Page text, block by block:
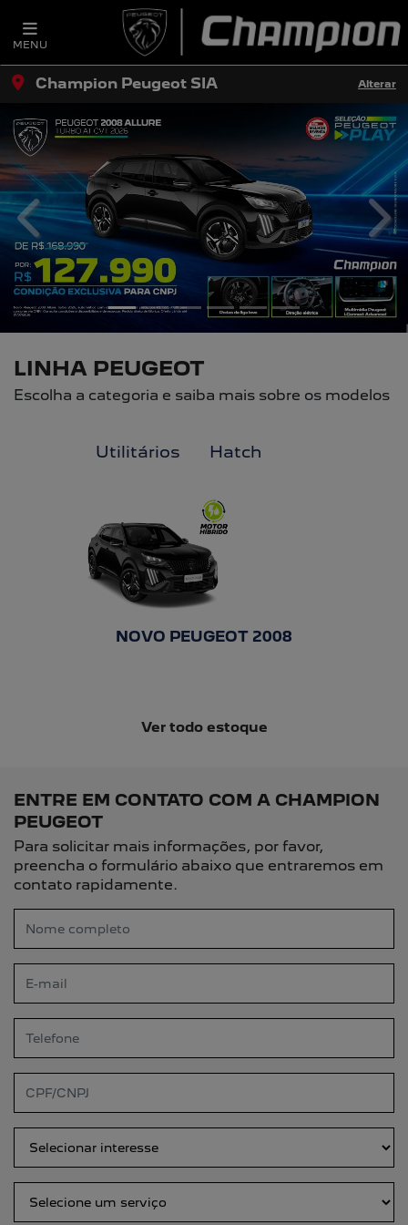
MENU
Champion Peugeot SIA Alterar